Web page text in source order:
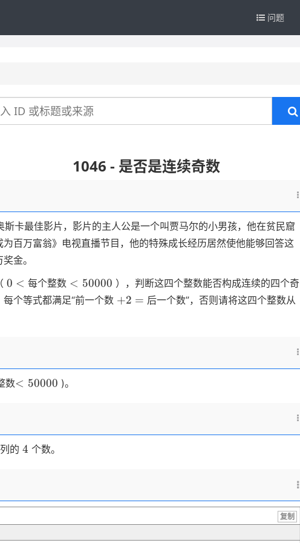
问题
1046 - 是否是连续奇数
斯卡最佳影片，影片的主人公是一个叫贾马尔的小男孩，他在贫民窟
百万富翁》电视直播节目，他的特殊成长经历居然使他能够回答这
金。
0
\lt
0 < 每个整数 \lt
50000
< 50000 ），判断这四个整数能否构成连续的四个奇
个等式都满足“前一个数 +2=
+2 = 后一个数”，否则请将这四个整数从
数\lt
< 50000 )。
的 4
4 个数。
复制